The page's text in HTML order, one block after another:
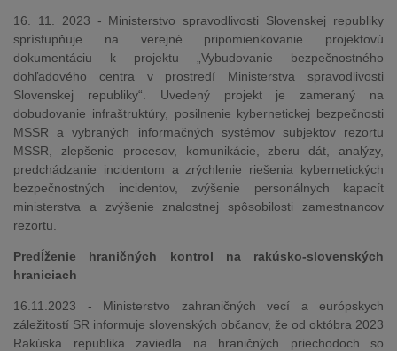
16. 11. 2023 - Ministerstvo spravodlivosti Slovenskej republiky
sprístupňuje na verejné pripomienkovanie projektovú
dokumentáciu k projektu „Vybudovanie bezpečnostného
dohľadového centra v prostredí Ministerstva spravodlivosti
Slovenskej republiky“. Uvedený projekt je zameraný na
dobudovanie infraštruktúry, posilnenie kybernetickej bezpečnosti
MSSR a vybraných informačných systémov subjektov rezortu
MSSR, zlepšenie procesov, komunikácie, zberu dát, analýzy,
predchádzanie incidentom a zrýchlenie riešenia kybernetických
bezpečnostných incidentov, zvýšenie personálnych kapacít
ministerstva a zvýšenie znalostnej spôsobilosti zamestnancov
rezortu.
Predĺženie hraničných kontrol na rakúsko-slovenských
hraniciach
16.11.2023 - Ministerstvo zahraničných vecí a európskych
záležitostí SR informuje slovenských občanov, že od októbra 2023
Rakúska republika zaviedla na hraničných priechodoch so